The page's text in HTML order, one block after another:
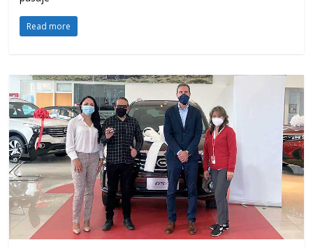
Read more